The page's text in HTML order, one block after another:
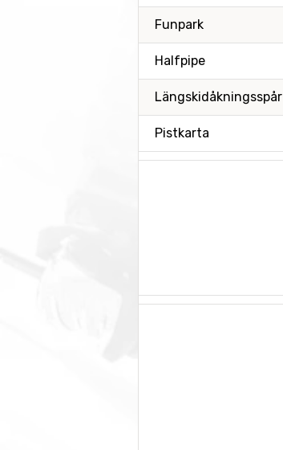
Funpark
Halfpipe
Längskidåkningsspår
Pistkarta